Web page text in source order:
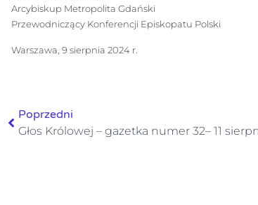
Arcybiskup Metropolita Gdański
Przewodniczący Konferencji Episkopatu Polski
Warszawa, 9 sierpnia 2024 r.
Poprzedni